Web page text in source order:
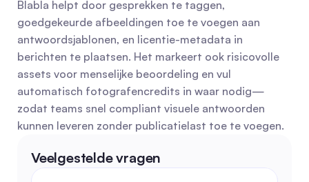
Blabla helpt door gesprekken te taggen,
goedgekeurde afbeeldingen toe te voegen aan
antwoordsjablonen, en licentie-metadata in
berichten te plaatsen. Het markeert ook risicovolle
assets voor menselijke beoordeling en vul
automatisch fotografencredits in waar nodig—
zodat teams snel compliant visuele antwoorden
kunnen leveren zonder publicatielast toe te voegen.
Veelgestelde vragen